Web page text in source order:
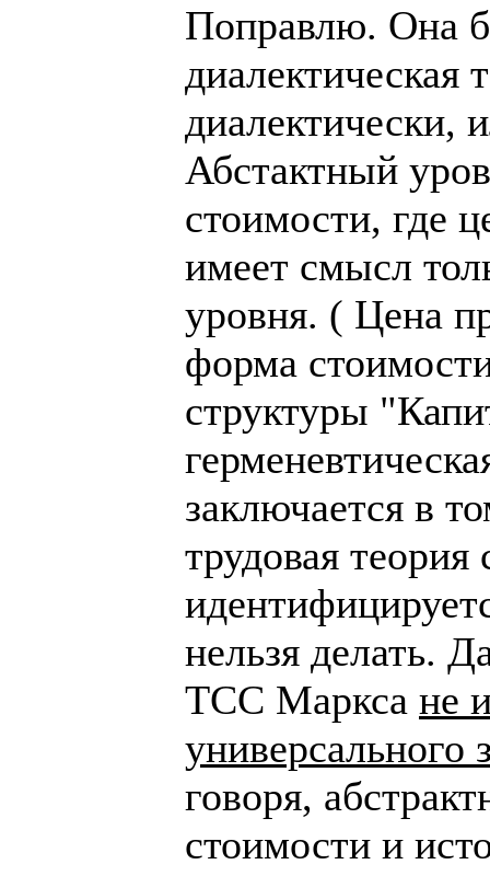
Поправлю. Она
диалектическая
диалектически,
Абстактный
стоимости, где
имеет смысл
уровня. ( Цена
форма
структуры
заключается в
трудовая
нельзя делать.
ТСС Маркса не
универсального
говоря,
стоимости и